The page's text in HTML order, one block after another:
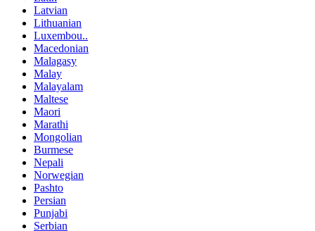
Latvian
Lithuanian
Luxembou..
Macedonian
Malagasy
Malay
Malayalam
Maltese
Maori
Marathi
Mongolian
Burmese
Nepali
Norwegian
Pashto
Persian
Punjabi
Serbian